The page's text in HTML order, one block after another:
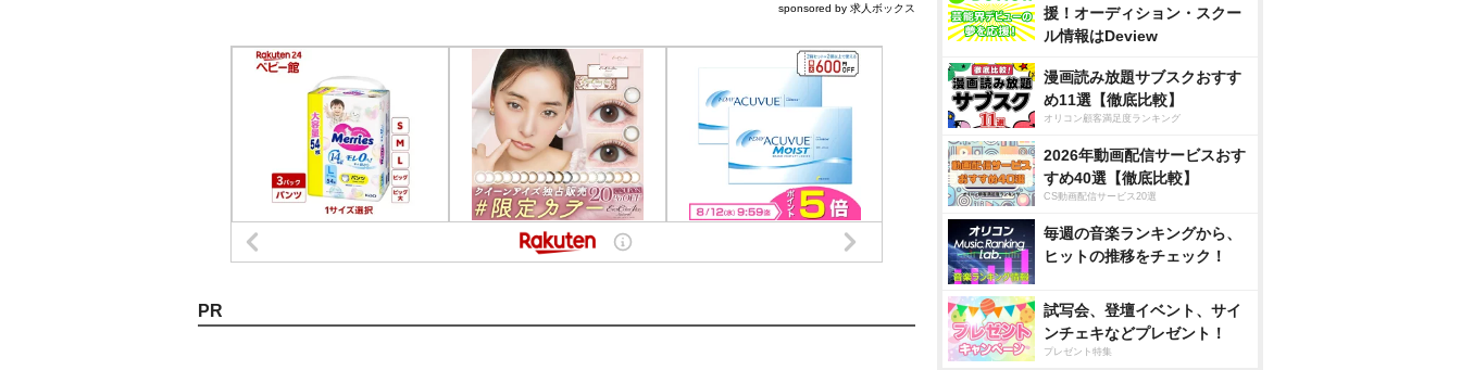
sponsored by 求人ボックス
PR
援！オーディション・スクー
ル情報はDeview
漫画読み放題サブスクおすす
め11選【徹底比較】
オリコン顧客満足度ランキング
2026年動画配信サービスおす
すめ40選【徹底比較】
CS動画配信サービス20選
毎週の音楽ランキングから、
ヒットの推移をチェック！
試写会、登壇イベント、サイ
ンチェキなどプレゼント！
プレゼント特集